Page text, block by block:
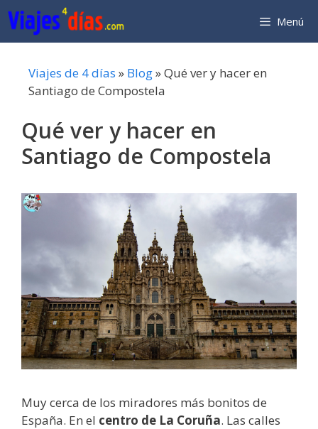
Saltar
al
contenido
Menú
Viajes de 4 días » Blog»Qué ver y hacer en
Santiago de Compostela
Qué ver y hacer en
Santiago de Compostela
Muy cerca de los miradores más bonitos de
España. En el centro de La Coruña. Las calles